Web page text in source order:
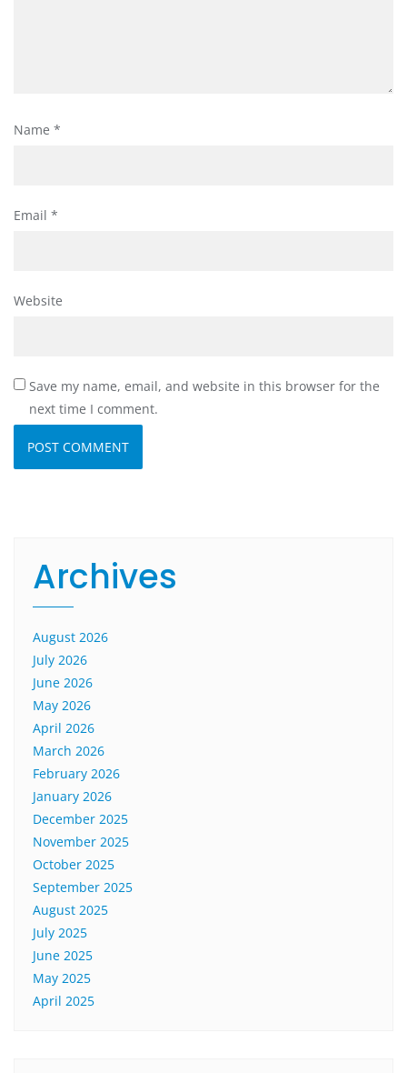
Name *
Email *
Website
Save my name, email, and website in this browser for the
next time I comment.
Archives
August 2026
July 2026
June 2026
May 2026
April 2026
March 2026
February 2026
January 2026
December 2025
November 2025
October 2025
September 2025
August 2025
July 2025
June 2025
May 2025
April 2025